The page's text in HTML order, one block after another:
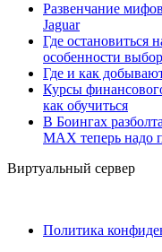
Развенчание
Jaguar
Где остановиться
особенности
Где и как
Курсы
как обучиться
В Боингах
MAX теперь надо
Виртуальный сервер
Политика